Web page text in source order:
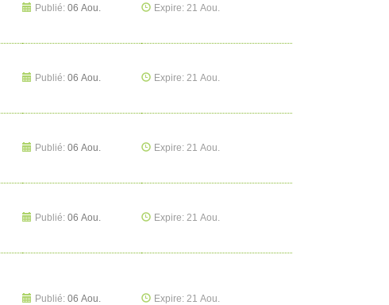
Publié: 06 Aou. Expire: 21 Aou.
Publié: 06 Aou. Expire: 21 Aou.
Publié: 06 Aou. Expire: 21 Aou.
Publié: 06 Aou. Expire: 21 Aou.
Publié: 06 Aou. Expire: 21 Aou.